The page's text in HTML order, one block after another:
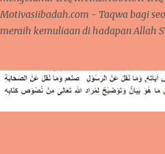
Motivasiibadah.com - Taqwa bagi
meraih kemuliaan di hadapan Allah
beribadah kepada Allah. Satu hal
pencapaian hamba Allah adalah
MENGUKUR TAQWA DALAM